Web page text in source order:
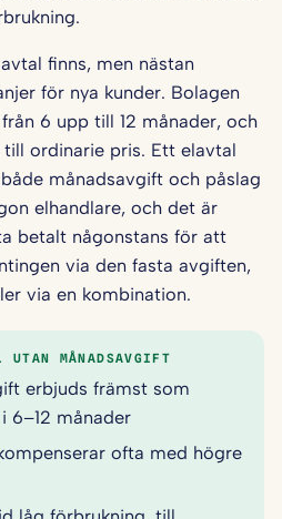
finns, men nästan
för nya kunder. Bolagen
6 upp till 12 månader, och
ordinarie pris. Ett elavtal
månadsavgift och påslag
elhandlare, och det är
betalt någonstans för att
via den fasta avgiften,
via en kombination.
UTAN MÅNADSAVGIFT
erbjuds främst som
6–12 månader
ofta med högre